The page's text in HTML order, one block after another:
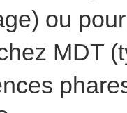
ou
MDT